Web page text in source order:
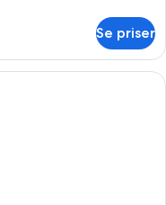
Se priser
med två sängar, ett